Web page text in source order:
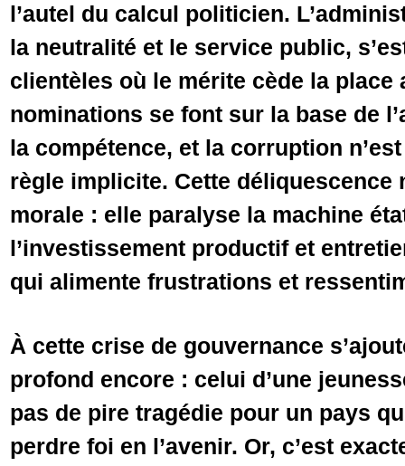
l’autel du calcul politicien.
la neutralité et le service public,
clientèles où le mérite cède la place
nominations se font sur la base de
la compétence, et la corruption
règle implicite. Cette déliquescence
morale : elle paralyse la machine
l’investissement productif et
qui alimente frustrations et
À cette crise de gouvernance
profond encore : celui d’une
pas de pire tragédie pour un pays
perdre foi en l’avenir. Or, c’est